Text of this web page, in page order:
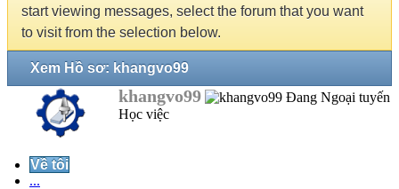
start viewing messages, select the forum that you want
to visit from the selection below.
Xem Hồ sơ: khangvo99
khangvo99
Học việc
Về tôi
...